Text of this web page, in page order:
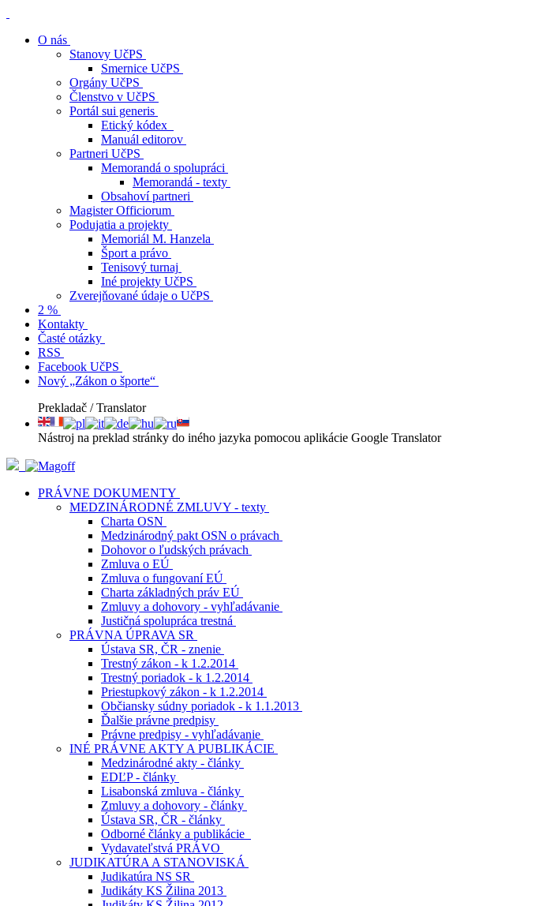
O nás
Stanovy UčPS
Smernice UčPS
Orgány UčPS
Členstvo v UčPS
Portál sui generis
Etický kódex
Manuál editorov
Partneri UčPS
Memorandá o spolupráci
Memorandá - texty
Obsahoví partneri
Magister Officiorum
Podujatia a projekty
Memoriál M. Hanzela
Šport a právo
Tenisový turnaj
Iné projekty UčPS
Zverejňované údaje o UčPS
2 %
Kontakty
Časté otázky
RSS
Facebook UčPS
Nový „Zákon o športe“
Prekladač / Translator
Nástroj na preklad stránky do iného jazyka pomocou aplikácie Google Translator
PRÁVNE DOKUMENTY
MEDZINÁRODNÉ ZMLUVY - texty
Charta OSN
Medzinárodný pakt OSN o právach
Dohovor o ľudských právach
Zmluva o EÚ
Zmluva o fungovaní EÚ
Charta základných práv EÚ
Zmluvy a dohovory - vyhľadávanie
Justičná spolupráca trestná
PRÁVNA ÚPRAVA SR
Ústava SR, ČR - znenie
Trestný zákon - k 1.2.2014
Trestný poriadok - k 1.2.2014
Priestupkový zákon - k 1.2.2014
Občiansky súdny poriadok - k 1.1.2013
Ďalšie právne predpisy
Právne predpisy - vyhľadávanie
INÉ PRÁVNE AKTY A PUBLIKÁCIE
Medzinárodné akty - články
EDĽP - články
Lisabonská zmluva - články
Zmluvy a dohovory - články
Ústava SR, ČR - články
Odborné články a publikácie
Vydavateľstvá PRÁVO
JUDIKATÚRA A STANOVISKÁ
Judikatúra NS SR
Judikáty KS Žilina 2013